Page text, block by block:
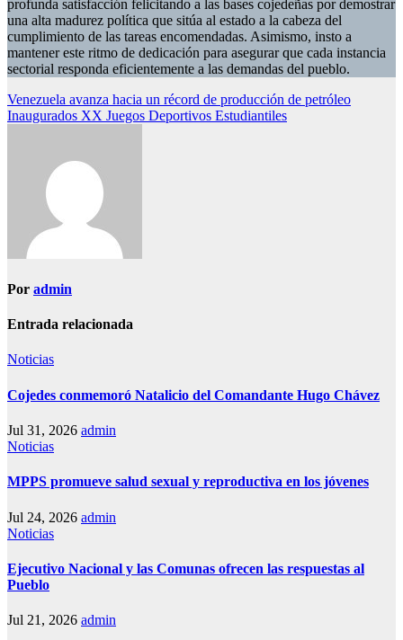
profunda satisfacción felicitando a las bases cojedeñas por demostrar
una alta madurez política que sitúa al estado a la cabeza del
cumplimiento de las tareas encomendadas. Asimismo, insto a
mantener este ritmo de dedicación para asegurar que cada instancia
sectorial responda eficientemente a las demandas del pueblo.
Navegación
de
Venezuela avanza hacia un récord de producción de petróleo
Inaugurados XX Juegos Deportivos Estudiantiles
Por admin
Entrada relacionada
Noticias
Cojedes conmemoró Natalicio del Comandante Hugo Chávez
Jul 31, 2026 admin
Noticias
MPPS promueve salud sexual y reproductiva en los jóvenes
Jul 24, 2026 admin
Noticias
Ejecutivo Nacional y las Comunas ofrecen las respuestas al
Pueblo
Jul 21, 2026 admin